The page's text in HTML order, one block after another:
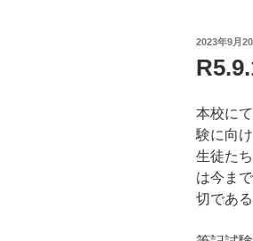
投
日:
2023年9月
本校に
験に向
生徒た
は今ま
切であ